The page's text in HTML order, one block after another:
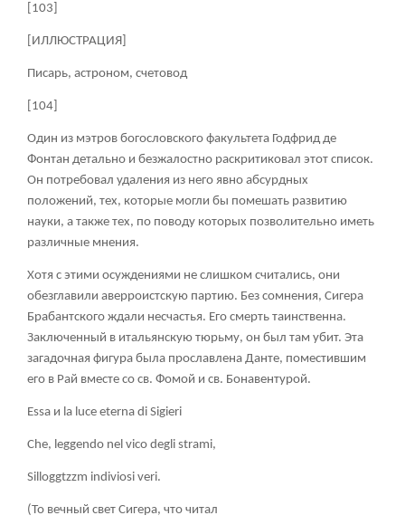
[103]
[ИЛЛЮСТРАЦИЯ]
Писарь, астроном, счетовод
[104]
Один из мэтров богословского факультета Годфрид де
Фонтан детально и безжалостно раскритиковал этот список.
Он потребовал удаления из него явно абсурдных
положений, тех, которые могли бы помешать развитию
науки, а также тех, по поводу которых позволительно иметь
различные мнения.
Хотя с этими осуждениями не слишком считались, они
обезглавили аверроистскую партию. Без сомнения, Сигера
Брабантского ждали несчастья. Его смерть таинственна.
Заключенный в итальянскую тюрьму, он был там убит. Эта
загадочная фигура была прославлена Данте, поместившим
его в Рай вместе со св. Фомой и св. Бонавентурой.
Essa и la luce eterna di Sigieri
Che, leggendo nel vico degli strami,
Silloggtzzm indiviosi veri.
(To вечный свет Сигера, что читал